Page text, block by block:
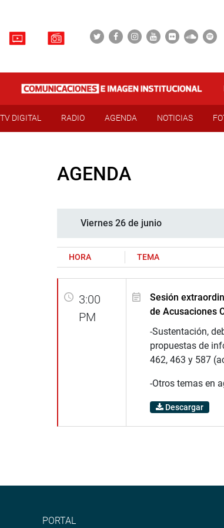
TV DIGITAL RADIO AGENDA NOTICIAS
AGENDA
Viernes 26 de junio
HORA TEMA
3:00
PM
Sesión
de Acusaciones
-Sustentación,
propuestas de
462, 463 y 587
-Otros temas en
Descargar
PORTAL